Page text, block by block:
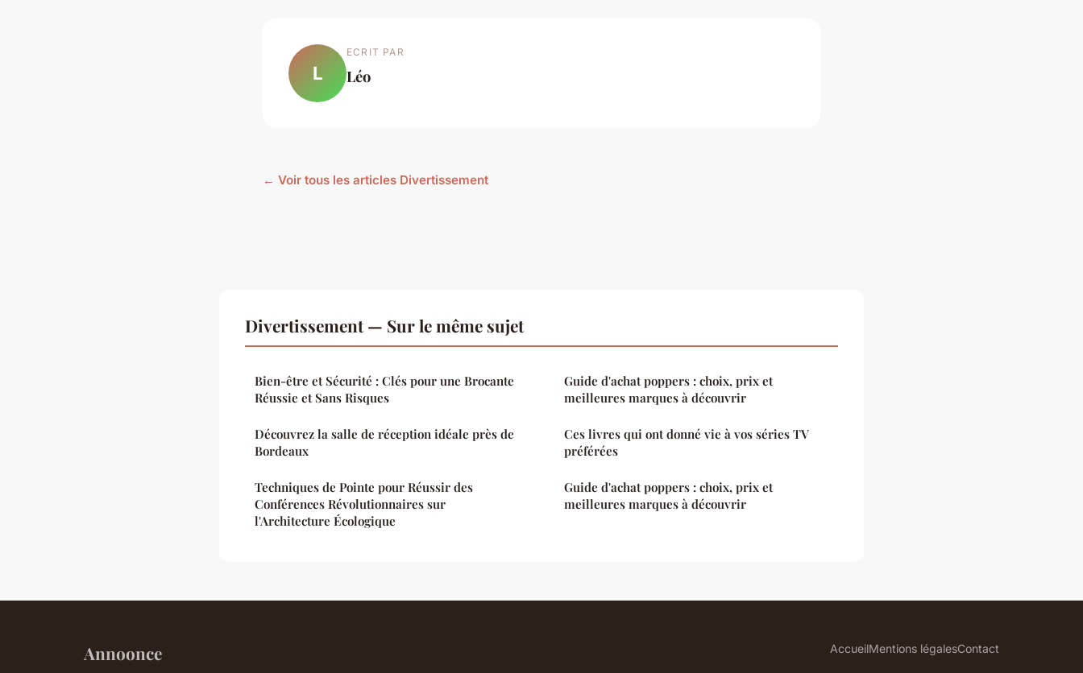
L
ECRIT PAR
Léo
← Voir tous les articles Divertissement
Divertissement — Sur le même sujet
Bien-être et Sécurité : Clés pour une Brocante
Réussie et Sans Risques
Découvrez la salle de réception idéale près de
Bordeaux
Techniques de Pointe pour Réussir des
Conférences Révolutionnaires sur
l'Architecture Écologique
Guide d'achat poppers : choix, prix et
meilleures marques à découvrir
Ces livres qui ont donné vie à vos séries TV
préférées
Guide d'achat poppers : choix, prix et
meilleures marques à découvrir
Annoonce AccueilMentions légalesContact